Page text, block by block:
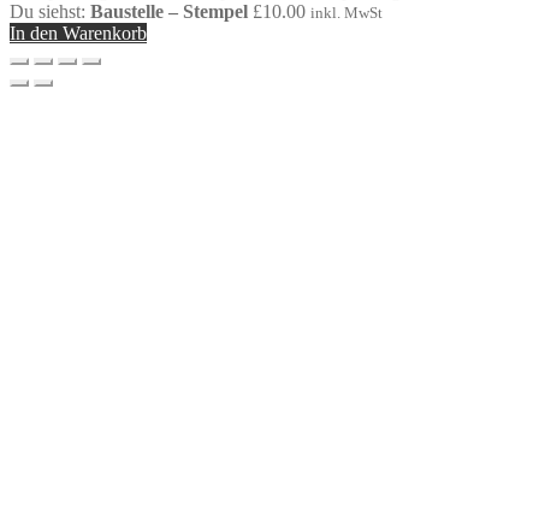
Du siehst: Baustelle – Stempel £10.00 inkl. MwSt
In den Warenkorb